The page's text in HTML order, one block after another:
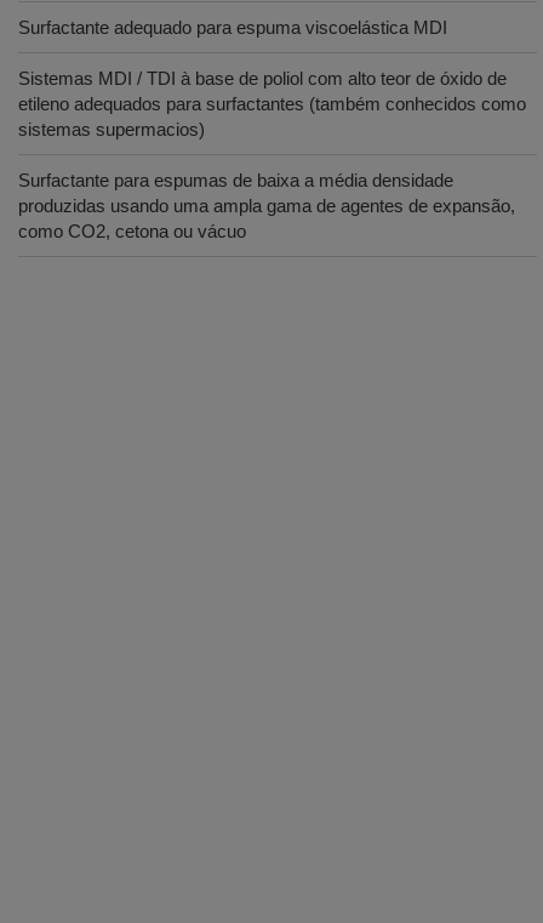
Surfactante adequado para espuma viscoelástica MDI
Sistemas MDI / TDI à base de poliol com alto teor de óxido de
etileno adequados para surfactantes (também conhecidos como
sistemas supermacios)
Surfactante para espumas de baixa a média densidade
produzidas usando uma ampla gama de agentes de expansão,
como CO2, cetona ou vácuo